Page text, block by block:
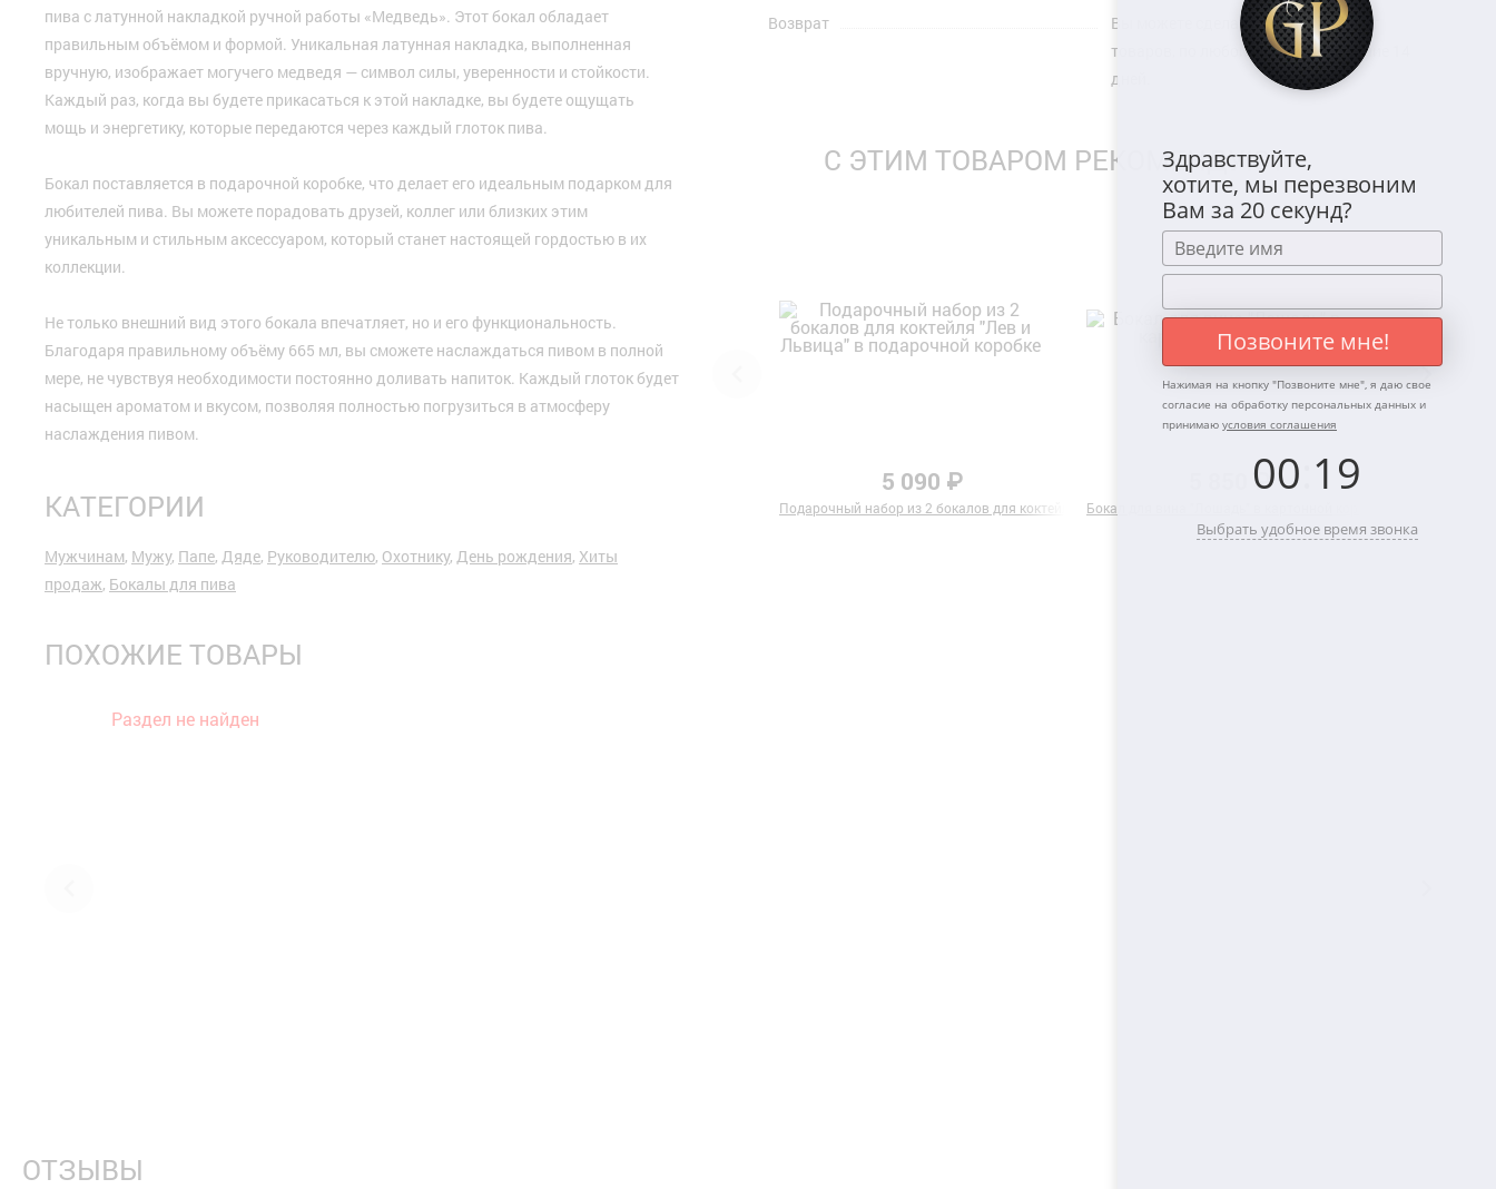
пива с латунной накладкой ручной работы «Медведь». Этот бокал обладает
правильным объёмом и формой. Уникальная латунная накладка, выполненная
вручную, изображает могучего медведя — символ силы, уверенности и стойкости.
Каждый раз, когда вы будете прикасаться к этой накладке, вы будете ощущать
мощь и энергетику, которые передаются через каждый глоток пива.
Бокал поставляется в подарочной коробке, что делает его идеальным подарком для
любителей пива. Вы можете порадовать друзей, коллег или близких этим
уникальным и стильным аксессуаром, который станет настоящей гордостью в их
коллекции.
Не только внешний вид этого бокала впечатляет, но и его функциональность.
Благодаря правильному объёму 665 мл, вы сможете наслаждаться пивом в полной
мере, не чувствуя необходимости постоянно доливать напиток. Каждый глоток будет
насыщен ароматом и вкусом, позволяя полностью погрузиться в атмосферу
наслаждения пивом.
КАТЕГОРИИ
Мужчинам, Мужу, Папе, Дяде, Руководителю, Охотнику, День рождения, Хиты
продаж, Бокалы для пива
Возврат
Вы можете сделать полный возврат
товаров, по любой причине, в течение 14
дней.
С ЭТИМ ТОВАРОМ РЕКОМЕНДУЮТ
5 090 ₽
Подарочный набор из 2 бокалов для коктейля "Лев и Львица" в подарочной коробке
5 850 ₽
Бокал для вина "Лошадь" в картонной коробке
ПОХОЖИЕ ТОВАРЫ
Раздел не найден
ОТЗЫВЫ
Здравствуйте,
хотите, мы перезвоним
Вам за 20 секунд?
Позвоните мне!
Нажимая на кнопку "Позвоните мне", я даю свое
согласие на обработку персональных данных и
принимаю условия соглашения
00 19
Выбрать удобное время звонка